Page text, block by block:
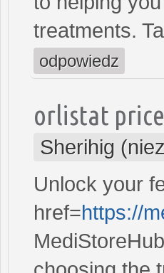
treatments.
odpowiedz
orlistat price
Sherihig
Unlock your
href=https://